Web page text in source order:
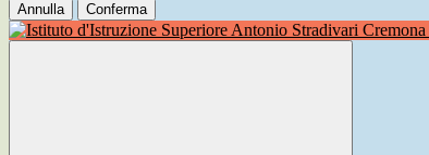
Annulla Conferma